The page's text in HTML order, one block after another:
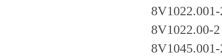
8V1022.00-2